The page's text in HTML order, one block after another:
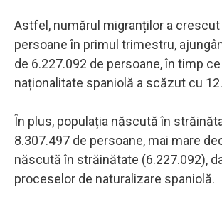
Astfel, numărul migranților a crescut
persoane în primul trimestru,
de 6.227.092 de persoane, în timp
naționalitate spaniolă a scăzut cu
În plus, populația născută în
8.307.497 de persoane, mai mare
născută în străinătate (6.227.092),
proceselor de naturalizare spaniolă.